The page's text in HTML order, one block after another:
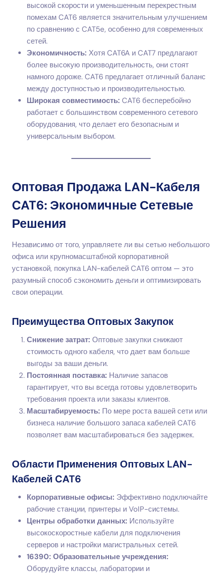
высокой скорости и уменьшенным перекрестным
помехам CAT6 является значительным улучшением
по сравнению с CAT5e, особенно для современных
сетей.
Экономичность: Хотя CAT6A и CAT7 предлагают
более высокую производительность, они стоят
намного дороже. CAT6 предлагает отличный баланс
между доступностью и производительностью.
Широкая совместимость: CAT6 бесперебойно
работает с большинством современного сетевого
оборудования, что делает его безопасным и
универсальным выбором.
Оптовая Продажа LAN-Кабеля
CAT6: Экономичные Сетевые
Решения
Независимо от того, управляете ли вы сетью небольшого
офиса или крупномасштабной корпоративной
установкой, покупка LAN-кабелей CAT6 оптом — это
разумный способ сэкономить деньги и оптимизировать
свои операции.
Преимущества Оптовых Закупок
Снижение затрат: Оптовые закупки снижают
стоимость одного кабеля, что дает вам больше
выгоды за ваши деньги.
Постоянная поставка: Наличие запасов
гарантирует, что вы всегда готовы удовлетворить
требования проекта или заказы клиентов.
Масштабируемость: По мере роста вашей сети или
бизнеса наличие большого запаса кабелей CAT6
позволяет вам масштабироваться без задержек.
Области Применения Оптовых LAN-
Кабелей CAT6
Корпоративные офисы: Эффективно подключайте
рабочие станции, принтеры и VoIP-системы.
Центры обработки данных: Используйте
высокоскоростные кабели для подключения
серверов и настройки магистральных сетей.
16390: Образовательные учреждения:
Оборудуйте классы, лаборатории и